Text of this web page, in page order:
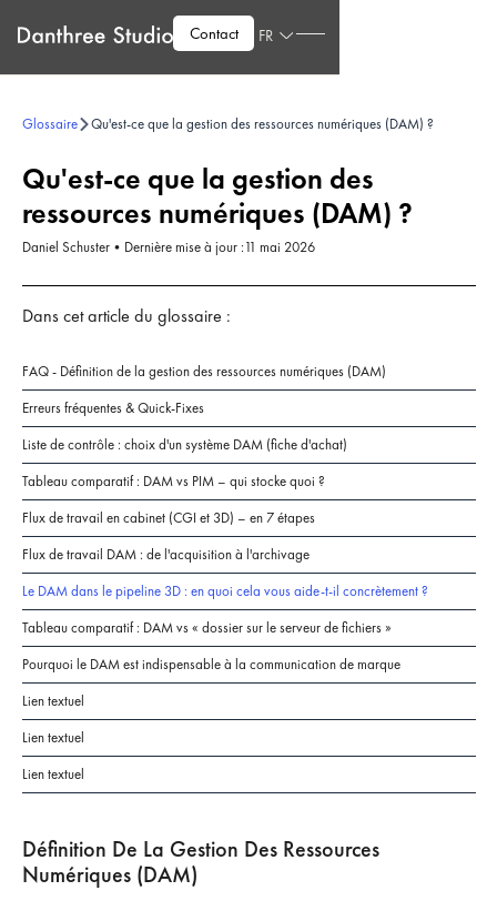
Contact FR
Glossaire Qu'est-ce que la gestion des ressources numériques (DAM) ?
Qu'est-ce que la gestion des
ressources numériques (DAM) ?
Daniel Schuster• Dernière mise à jour :11 mai 2026
Dans cet article du glossaire :
FAQ - Définition de la gestion des ressources numériques (DAM)
Erreurs fréquentes & Quick-Fixes
Liste de contrôle : choix d'un système DAM (fiche d'achat)
Tableau comparatif : DAM vs PIM – qui stocke quoi ?
Flux de travail en cabinet (CGI et 3D) – en 7 étapes
Flux de travail DAM : de l'acquisition à l'archivage
Le DAM dans le pipeline 3D : en quoi cela vous aide-t-il concrètement ?
Tableau comparatif : DAM vs « dossier sur le serveur de fichiers »
Pourquoi le DAM est indispensable à la communication de marque
Lien textuel
Lien textuel
Lien textuel
Définition De La Gestion Des Ressources
Numériques (DAM)